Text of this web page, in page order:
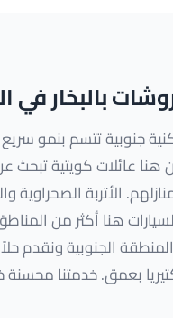
بالبخار في
جنوبية تتسم بنمو
هنا عائلات كويتية
الأتربة الصحراوية
هنا أكثر من
الجنوبية ونقدم حلاً
بعمق. خدمتنا